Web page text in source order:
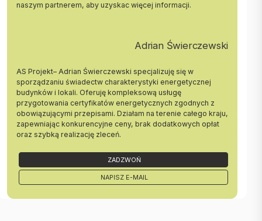
- Czynsz administracyjny wynosi: 1640 zł
Tylko 100 m do bazarów
W pobliżu różnorodne sklepy i punkty usługowe
Budynek został zaprojektowany z dbałością o każdy detal i
wykończony wysokiej jakości materiałami. Lokal doskonale nadaje
się na każdy rodzaj działalności - od biurowej, przez usługową, po
handlową.
Chętnie udzielę dodatkowych informacji i umówię się na spotkanie
+48 883 644 311
anhelina@greathouse.pl
Chornoivaniuk Anhelina
naszym partnerem, aby uzyskac więcej informacji.
Adrian Świerczewski
AS Projekt– Adrian Świerczewski specjalizuję się w
sporządzaniu świadectw charakterystyki energetycznej
budynków i lokali. Oferuję kompleksową usługę
przygotowania certyfikatów energetycznych zgodnych z
obowiązującymi przepisami. Działam na terenie całego kraju,
zapewniając konkurencyjne ceny, brak dodatkowych opłat
oraz szybką realizację zleceń.
ZADZWOŃ
NAPISZ E-MAIL